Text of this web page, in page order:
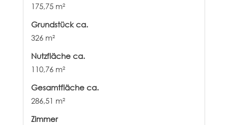
175,75 m²
Grund­stück ca.
326 m²
Nutzfläche ca.
110,76 m²
Gesamtfläche ca.
286,51 m²
Zimmer